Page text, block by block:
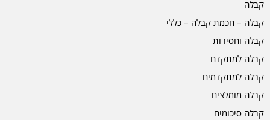
קבלה
קבלה – חכמת קבלה – כללי
קבלה וחסידות
קבלה למתקדם
קבלה למתקדמים
קבלה מומלצים
קבלה סיכומים